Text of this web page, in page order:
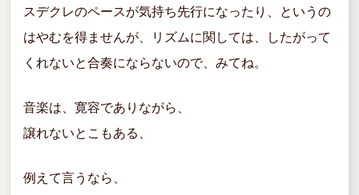
スデクレのペースが気持ち先行になったり、というの
はやむを得ませんが、リズムに関しては、したがって
くれないと合奏にならないので、みてね。
音楽は、寛容でありながら、
譲れないとこもある、
例えて言うなら、